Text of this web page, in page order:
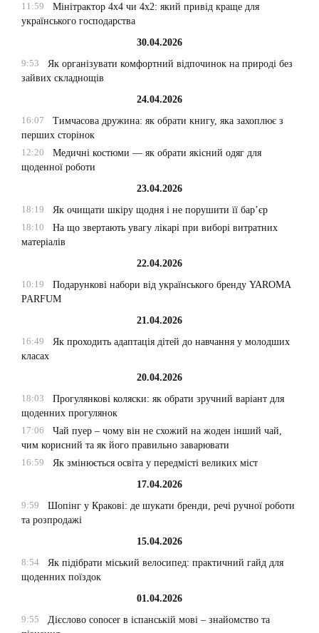
11:59
Мінітрактор 4х4 чи 4х2: який привід краще для
українського господарства
30.04.2026
9:53
Як організувати комфортний відпочинок на природі без
зайвих складнощів
24.04.2026
16:07
Тимчасова дружина: як обрати книгу, яка захоплює з
перших сторінок
12:20
Медичні костюми — як обрати якісний одяг для
щоденної роботи
23.04.2026
18:19
Як очищати шкіру щодня і не порушити її бар’єр
18:10
На що звертають увагу лікарі при виборі витратних
матеріалів
22.04.2026
10:19
Подарункові набори від українського бренду YAROMA
PARFUM
21.04.2026
16:49
Як проходить адаптація дітей до навчання у молодших
класах
20.04.2026
18:03
Прогулянкові коляски: як обрати зручний варіант для
щоденних прогулянок
17:06
Чай пуер – чому він не схожий на жоден інший чай,
чим корисний та як його правильно заварювати
16:59
Як змінюється освіта у передмісті великих міст
17.04.2026
9:59
Шопінг у Кракові: де шукати бренди, речі ручної роботи
та розпродажі
15.04.2026
8:54
Як підібрати міський велосипед: практичний гайд для
щоденних поїздок
01.04.2026
9:55
Дієслово conocer в іспанській мові – знайомство та